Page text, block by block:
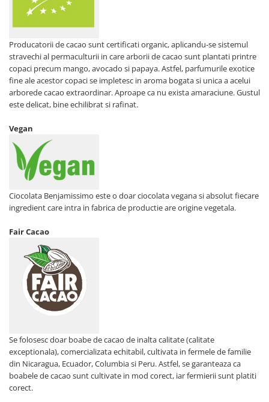
Terci bio
Ciocolata
Dulceturi, gemuri, compoturi
Creme
Bomboane, Caramele si Jeleuri
Biscuiti si napolitane
Zahar si indulcitori
Batoane
Dulciuri bio
Guma de mestecat bio
Snacksuri
Mixuri, condimente si mirodenii
Mixuri
Condimente
Mirodenii
Maioneza bio
Specialitati si produse asiatice
Producatorii de cacao sunt certificati organic, aplicandu-se sistemul
stravechi al permaculturii in care arborii de cacao sunt plantati printre
copaci precum mango, avocado si papaya. Astfel, parfumurile exotice
fine ale acestor copaci se impletesc in aroma bogata si unica a acelui
arborede cacao extraordinar. Aproape ca nu exista amaraciune. Gustul
este delicat, bine echilibrat si rafinat.
Vegan
Ciocolata Benjamissimo este o doar ciocolata vegana si absolut fiecare
ingredient care intra in fabrica de productie are origine vegetala.
Fair Cacao
Se folosesc doar boabe de cacao de inalta calitate (calitate
exceptionala), comercializata echitabil, cultivata in fermele de familie
din Nicaragua, Ecuador, Columbia si Peru. Astfel, se garanteaza ca
boabele de cacao sunt cultivate in mod corect, iar fermierii sunt platiti
corect.